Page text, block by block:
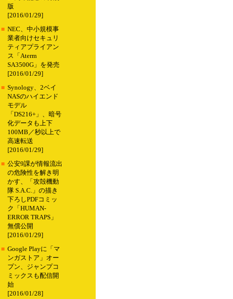
版
[2016/01/29]
■ NEC、中小規模事
業者向けセキュリ
ティアプライアン
ス「Aterm
SA3500G」を発売
[2016/01/29]
■ Synology、2ベイ
NASのハイエンド
モデル
「DS216+」、暗号
化データも上下
100MB／秒以上で
高速転送
[2016/01/29]
■ 公安9課が情報流出
の危険性を解き明
かす、「攻殻機動
隊 S.A.C.」の描き
下ろしPDFコミッ
ク「HUMAN-
ERROR TRAPS」
無償公開
[2016/01/29]
■ Google Playに「マ
ンガストア」オー
プン、ジャンプコ
ミックスも配信開
始
[2016/01/28]